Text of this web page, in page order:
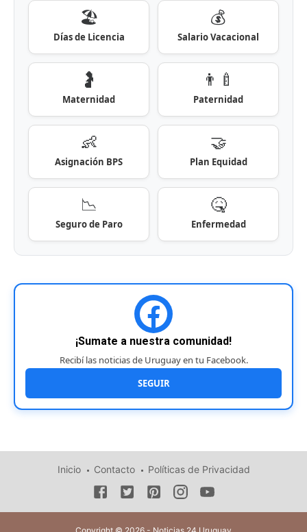
🏖️
Días de Licencia
💰
Salario Vacacional
🤰
Maternidad
👨‍🍼
Paternidad
👶
Asignación BPS
🤝
Plan Equidad
📉
Seguro de Paro
🤒
Enfermedad
¡Sumate a nuestra comunidad!
Recibí las noticias de Uruguay en tu Facebook.
SEGUIR
Inicio Contacto Políticas de Privacidad